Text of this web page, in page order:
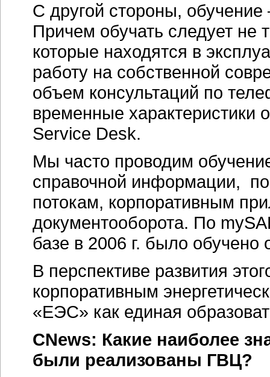
С другой стороны,
Причем обучать следует не
которые находятся в
работу на собственной
объем консультаций по
временные характеристики
Service Desk.
Мы часто проводим
справочной информации,
потокам, корпоративным
документооборота. По
базе в 2006 г. было обучено
В перспективе развития
корпоративным
«ЕЭС» как единая
CNews: Какие наиболее
были реализованы ГВЦ?